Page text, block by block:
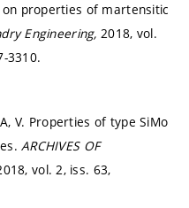
properties of martensitic
Engineering,2018, vol.
3310.
V. Properties of type SiMo
ARCHIVES OF
vol. 2, iss. 63,